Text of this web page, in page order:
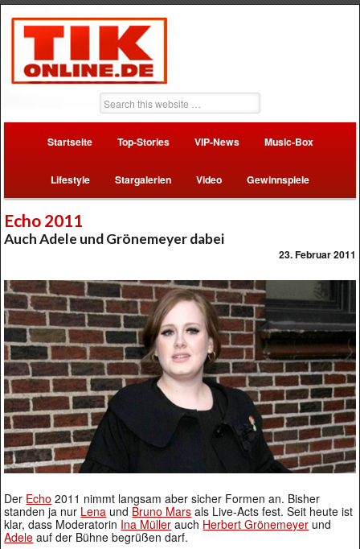
Startseite Top-Stories VIP-News Music-Box
Lifestyle Stargalerien Video Gewinnspiele
Echo 2011
Auch Adele und Grönemeyer dabei
23. Februar 2011
Der Echo 2011 nimmt langsam aber sicher Formen an. Bisher
standen ja nur Lena und Bruno Mars als Live-Acts fest. Seit heute ist
klar, dass Moderatorin Ina Müller auch Herbert Grönemeyer und
Adele auf der Bühne begrüßen darf.